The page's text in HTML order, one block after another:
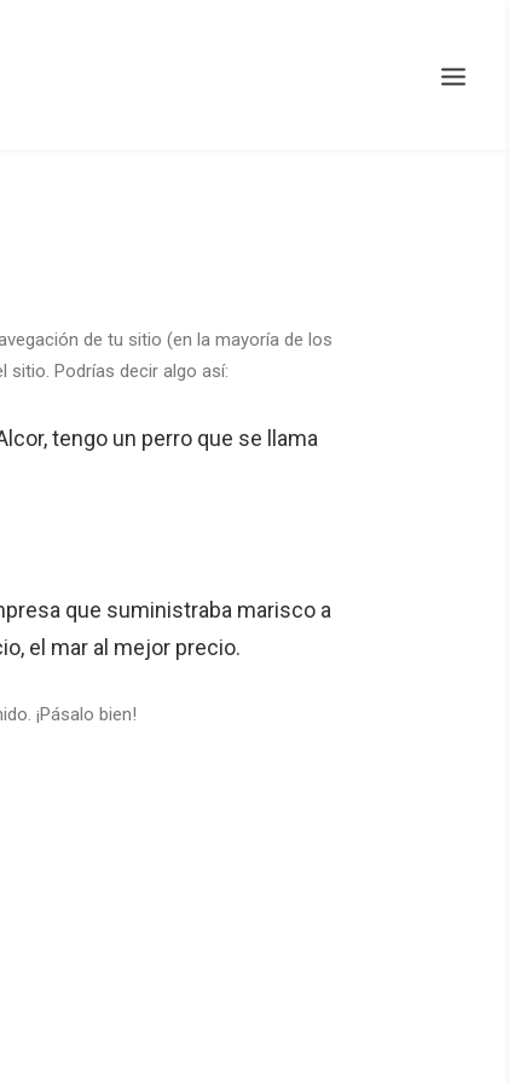
de tu sitio (en la mayoría de los
sitio. Podrías decir algo así:
tengo un perro que se llama
que suministraba marisco a
el mar al mejor precio.
¡Pásalo bien!